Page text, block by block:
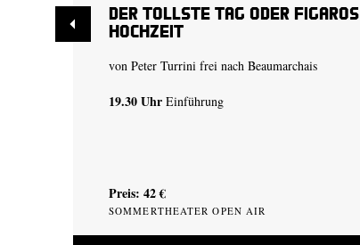
Der tollste Tag oder Figaros
Hochzeit
von Peter Turrini frei nach Beaumarchais
19.30 Uhr Einführung
Preis: 42 €
SOMMERTHEATER OPEN AIR